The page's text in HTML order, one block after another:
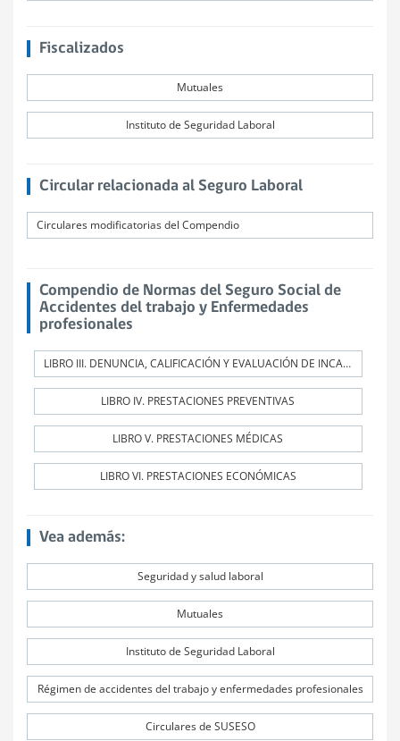
Fiscalizados
Mutuales
Instituto de Seguridad Laboral
Circular relacionada al Seguro Laboral
Circulares modificatorias del Compendio
Compendio de Normas del Seguro Social de
Accidentes del trabajo y Enfermedades
profesionales
LIBRO III. DENUNCIA, CALIFICACIÓN Y EVALUACIÓN DE INCAPACIDADES PERMANENTES
LIBRO IV. PRESTACIONES PREVENTIVAS
LIBRO V. PRESTACIONES MÉDICAS
LIBRO VI. PRESTACIONES ECONÓMICAS
Vea además:
Seguridad y salud laboral
Mutuales
Instituto de Seguridad Laboral
Régimen de accidentes del trabajo y enfermedades profesionales
Circulares de SUSESO